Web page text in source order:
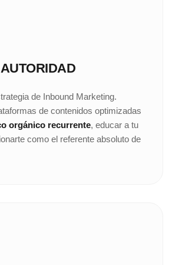
de Inbound Marketing.
de contenidos optimizadas
orgánico recurrente, educar a tu
como el referente absoluto de